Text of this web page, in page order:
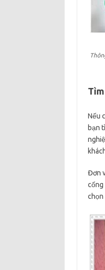
Nếu
bạn
Đơn
cống
chọn